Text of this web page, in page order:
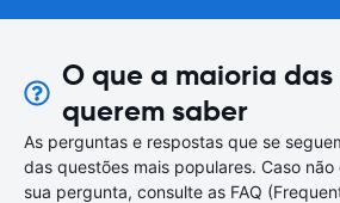
O que a maioria das
querem saber
As perguntas e respostas que se
das questões mais populares. Caso
sua pergunta, consulte as FAQ